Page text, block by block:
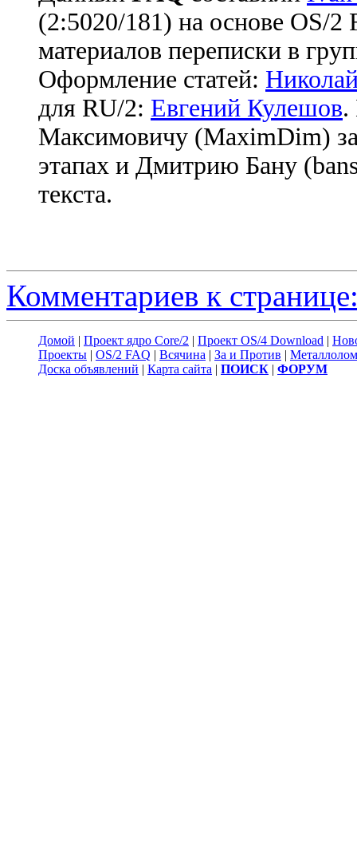
(2:5020/181) на основе OS/
материалов переписки в
Оформление статей:
для RU/2: Евгений Кулешов.
Максимовичу (MaximDim)
этапах и Дмитрию Бану
текста.
Комментариев к
Домой | Проект ядро Core/2 | Проект OS/4 Download |
Проекты | OS/2 FAQ | Всячина | За и Против | Металлолом
Доска объявлений | Карта сайта | ПОИСК | ФОРУМ